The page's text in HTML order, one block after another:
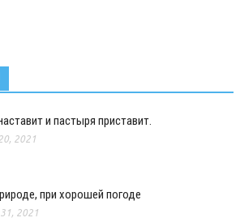
и пастыря приставит.
2021
при хорошей погоде
2021